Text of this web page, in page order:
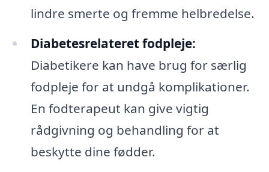
lindre smerte og fremme helbredelse.
Diabetesrelateret fodpleje:
Diabetikere kan have brug for særlig
fodpleje for at undgå komplikationer.
En fodterapeut kan give vigtig
rådgivning og behandling for at
beskytte dine fødder.